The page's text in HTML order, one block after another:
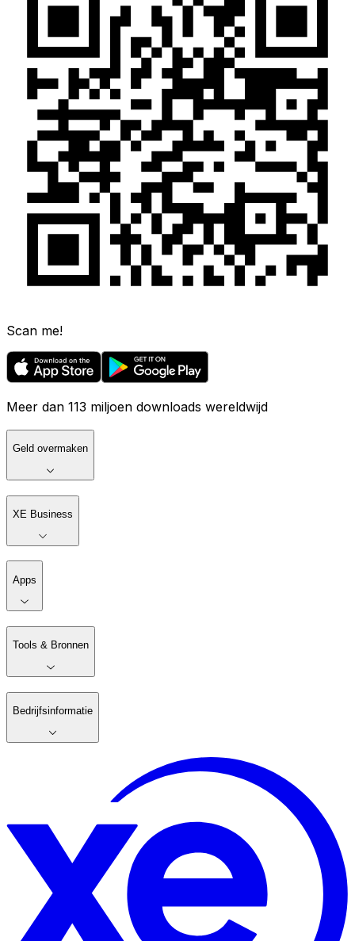
Scan me!
Meer dan 113 miljoen downloads wereldwijd
Geld overmaken
XE Business
Apps
Tools & Bronnen
Bedrijfsinformatie